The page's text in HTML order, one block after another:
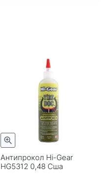
Антипрокол Hi-Gear
HG5312 0,48 Сша